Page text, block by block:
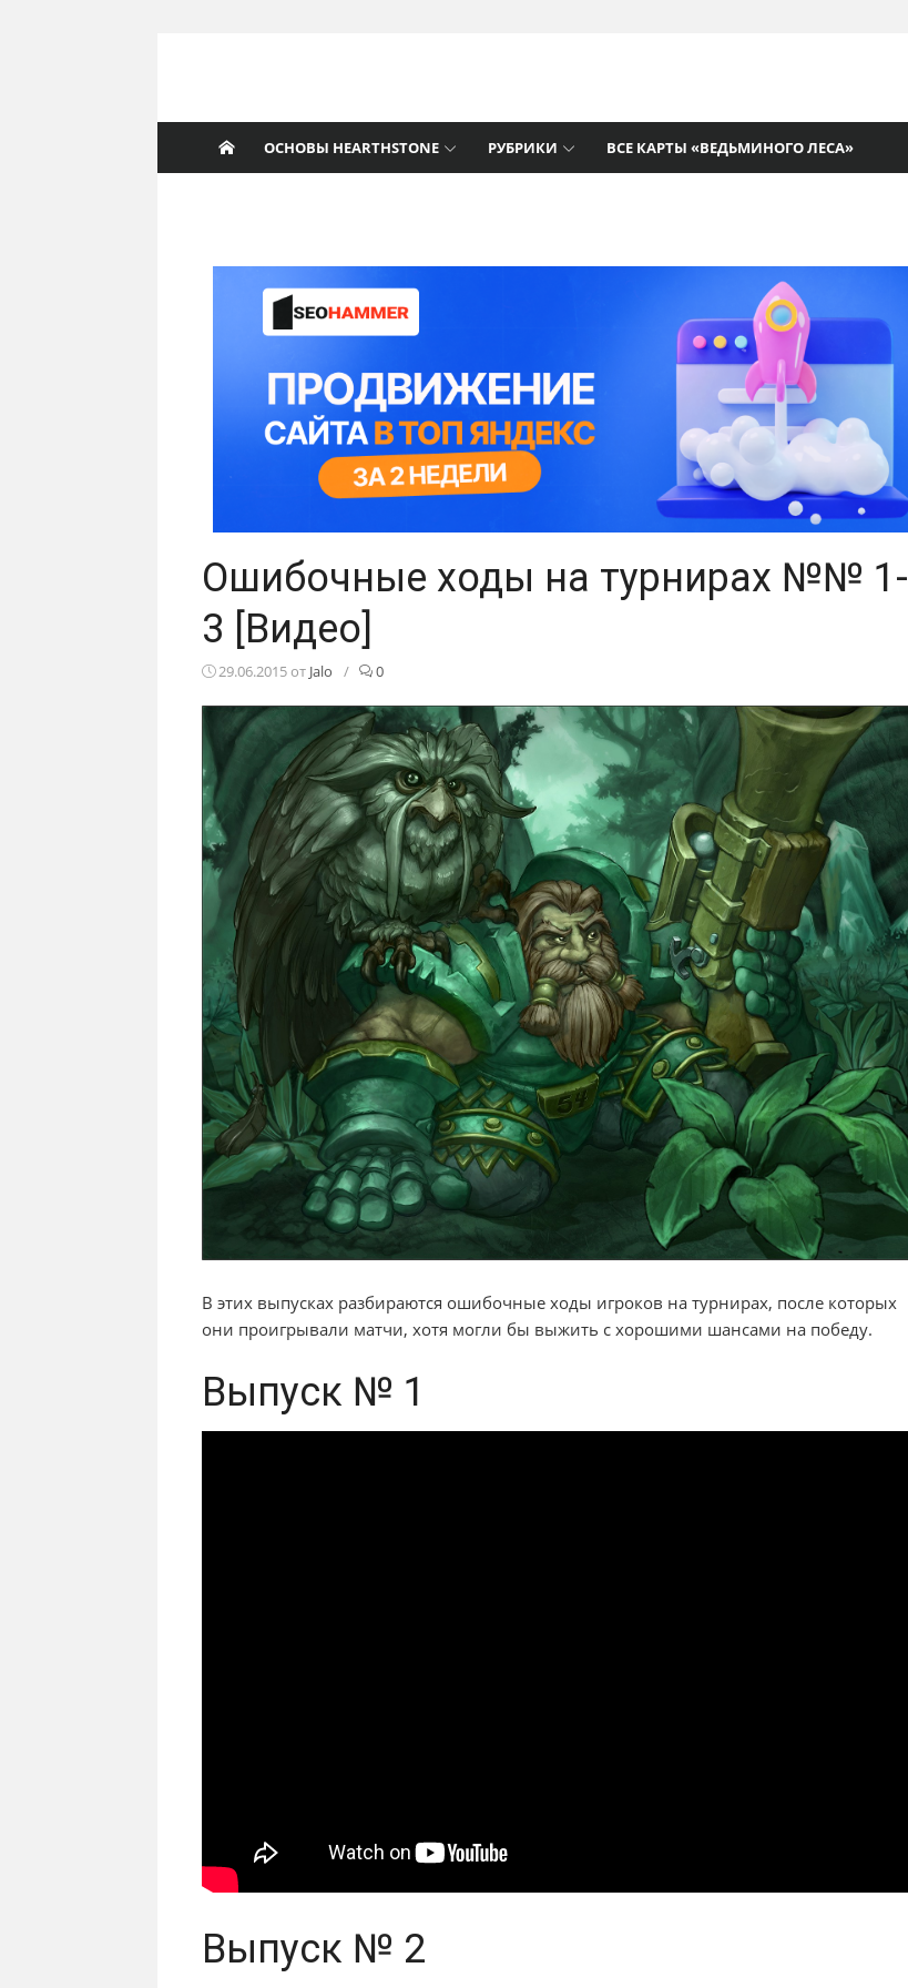
Hearthstone.
ОСНОВЫ HEARTHSTONE РУБРИКИ ВСЕ КАРТЫ «ВЕДЬМИНОГО ЛЕСА»
Ошибочные ходы на турнирах №№ 1-
3 [Видео]
29.06.2015от Jalo / 0
В этих выпусках разбираются ошибочные ходы игроков на турнирах, после которых
они проигрывали матчи, хотя могли бы выжить с хорошими шансами на победу.
Выпуск № 1
Выпуск № 2